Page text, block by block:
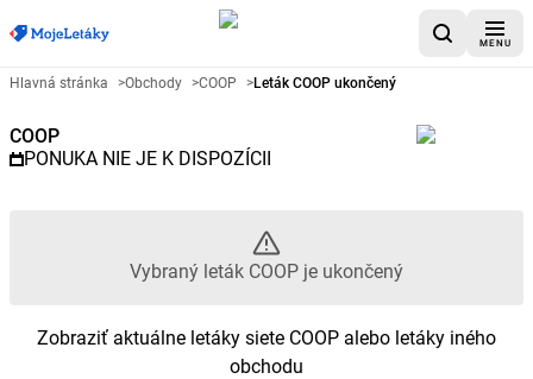
MENU
Reklamný leták COOP -
Hlavná stránka >Obchody >COOP >Leták COOP ukončený
COOP
PONUKA NIE JE K DISPOZÍCII
Vybraný leták COOP je ukončený
Zobraziť aktuálne letáky siete COOP alebo letáky iného
obchodu